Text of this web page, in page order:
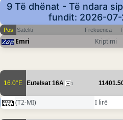
9 Të dhënat - Të ndara
fundit: 2026-07-
Pos Sateliti Frekuenca
Emri Kriptimi
16.0°E Eutelsat 16A 1
(T2-MI) I lirë